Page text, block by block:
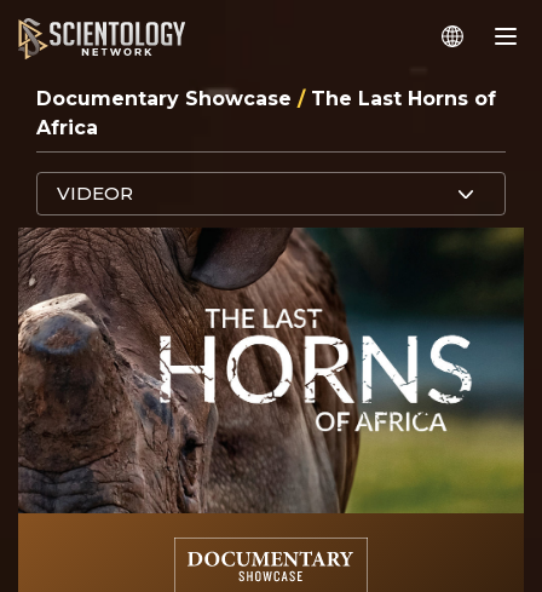
Documentary Showcase / The Last Horns of
Africa
VIDEOR